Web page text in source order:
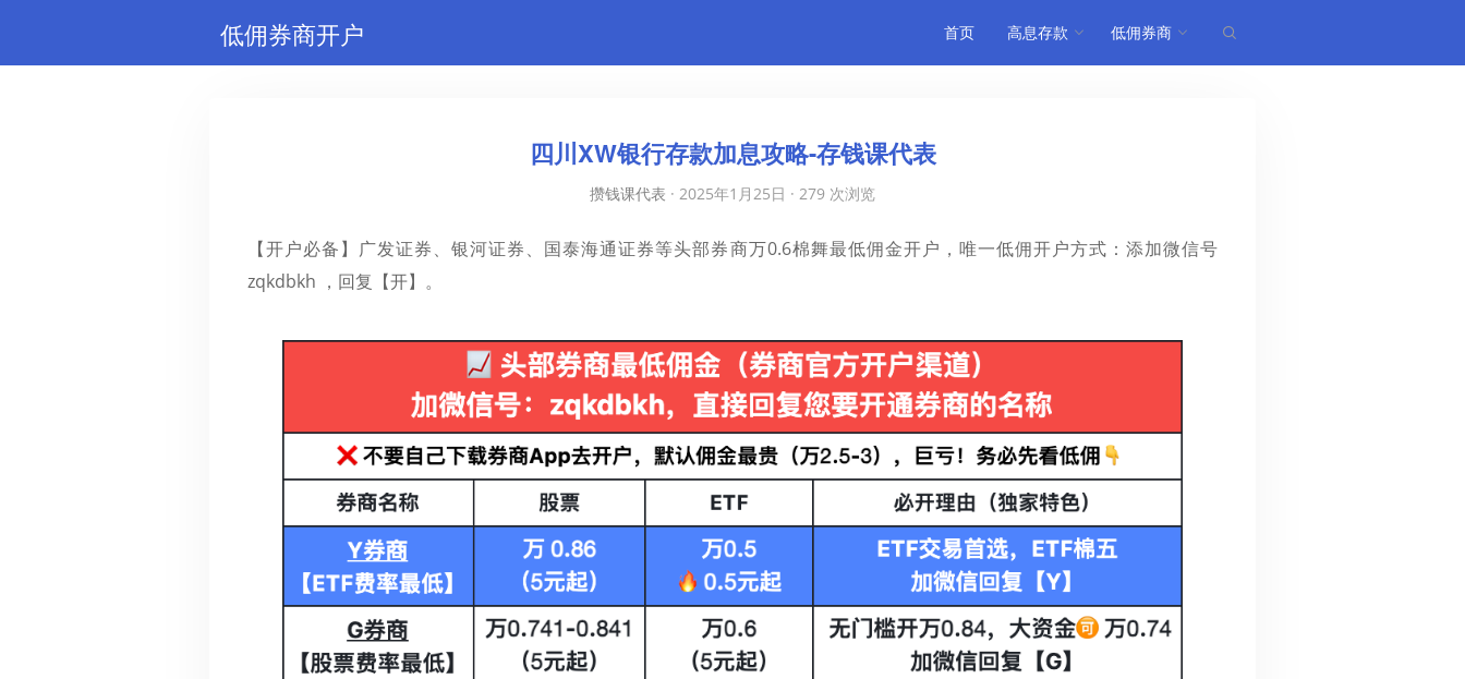
低佣券商开户 首页 高息存款 低佣券商
四川XW银行存款加息攻略-存钱课代表
攒钱课代表 · 2025年1月25日 · 279 次浏览
【开户必备】广发证券、银河证券、国泰海通证券等头部券商万0.6棉舞最低佣金开户，唯一低佣开户方式：添加微信号
zqkdbkh ，回复【开】。